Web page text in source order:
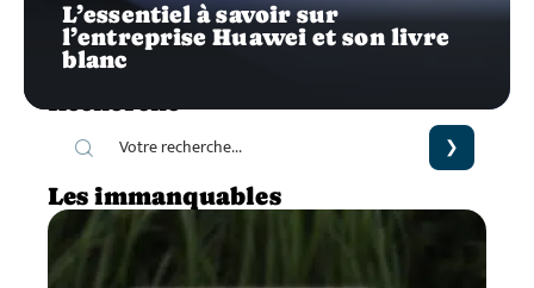
L’essentiel à savoir sur
l’entreprise Huawei et son livre
blanc
Recherche
Les immanquables